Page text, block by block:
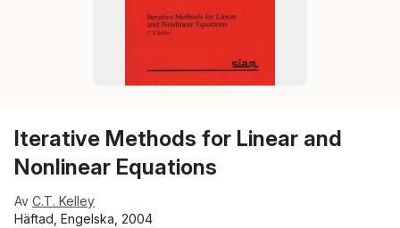
Iterative Methods for Linear and
Nonlinear Equations
Av C.T. Kelley
Häftad, Engelska, 2004